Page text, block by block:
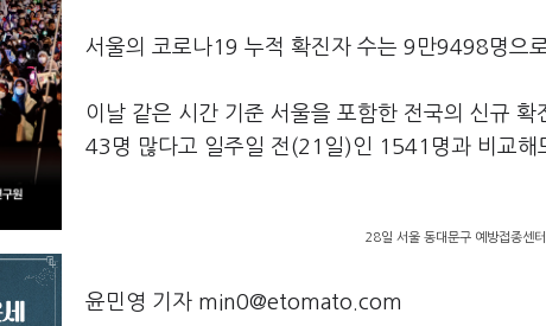
서울의 코로나19 누적 확진자 수는 9만9498명으
이날 같은 시간 기준 서울을 포함한 전국의 신규
43명 많다고 일주일 전(21일)인 1541명과 비교해
28일 서울 동대문구 예방접종센
윤민영 기자 min0@etomato.com